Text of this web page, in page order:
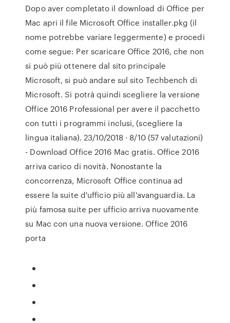
Dopo aver completato il download di Office per
Mac apri il file Microsoft Office installer.pkg (il
nome potrebbe variare leggermente) e procedi
come segue: Per scaricare Office 2016, che non
si può più ottenere dal sito principale
Microsoft, si può andare sul sito Techbench di
Microsoft. Si potrà quindi scegliere la versione
Office 2016 Professional per avere il pacchetto
con tutti i programmi inclusi, (scegliere la
lingua italiana). 23/10/2018 · 8/10 (57 valutazioni)
- Download Office 2016 Mac gratis. Office 2016
arriva carico di novità. Nonostante la
concorrenza, Microsoft Office continua ad
essere la suite d'ufficio più all'avanguardia. La
più famosa suite per ufficio arriva nuovamente
su Mac con una nuova versione. Office 2016
porta